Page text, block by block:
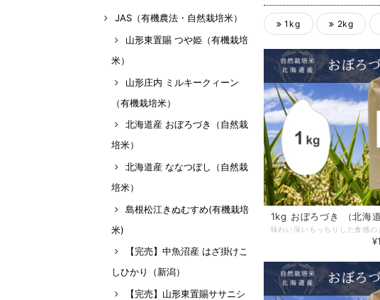
JAS（有機農法・自然栽培米）
山形東置賜 つや姫（有機栽培
米）
山形庄内 ミルキークィーン
（有機栽培米）
北海道産 おぼろづき（自然栽
培米）
北海道産 ななつぼし（自然栽
培米）
島根松江きぬむすめ(有機栽培
米)
【完売】中魚沼産 はざ掛けこ
しひかり（新潟）
【完売】山形東置賜ササニシ
1kg 2kg
1kg おぼろづき （北海